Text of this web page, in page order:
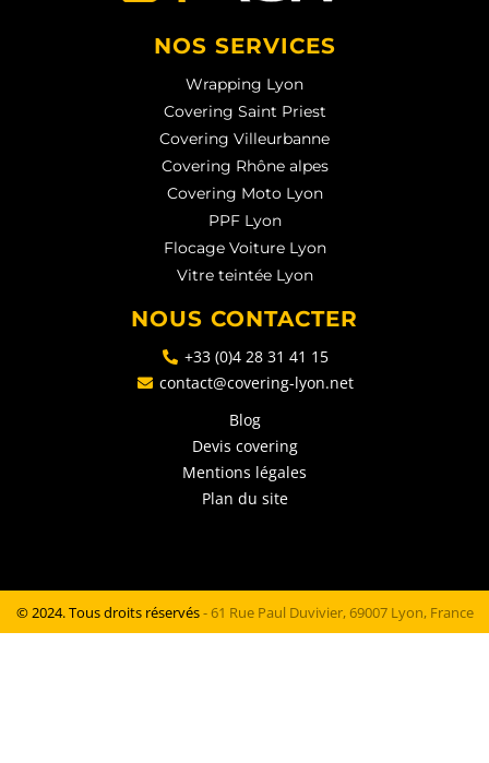
NOS SERVICES
Wrapping Lyon
Covering Saint Priest
Covering Villeurbanne
Covering Rhône alpes
Covering Moto Lyon
PPF Lyon
Flocage Voiture Lyon
Vitre teintée Lyon
NOUS CONTACTER
+33 (0)4 28 31 41 15
contact@covering-lyon.net
Blog
Devis covering
Mentions légales
Plan du site
© 2024. Tous droits réservés- 61 Rue Paul Duvivier, 69007 Lyon, France